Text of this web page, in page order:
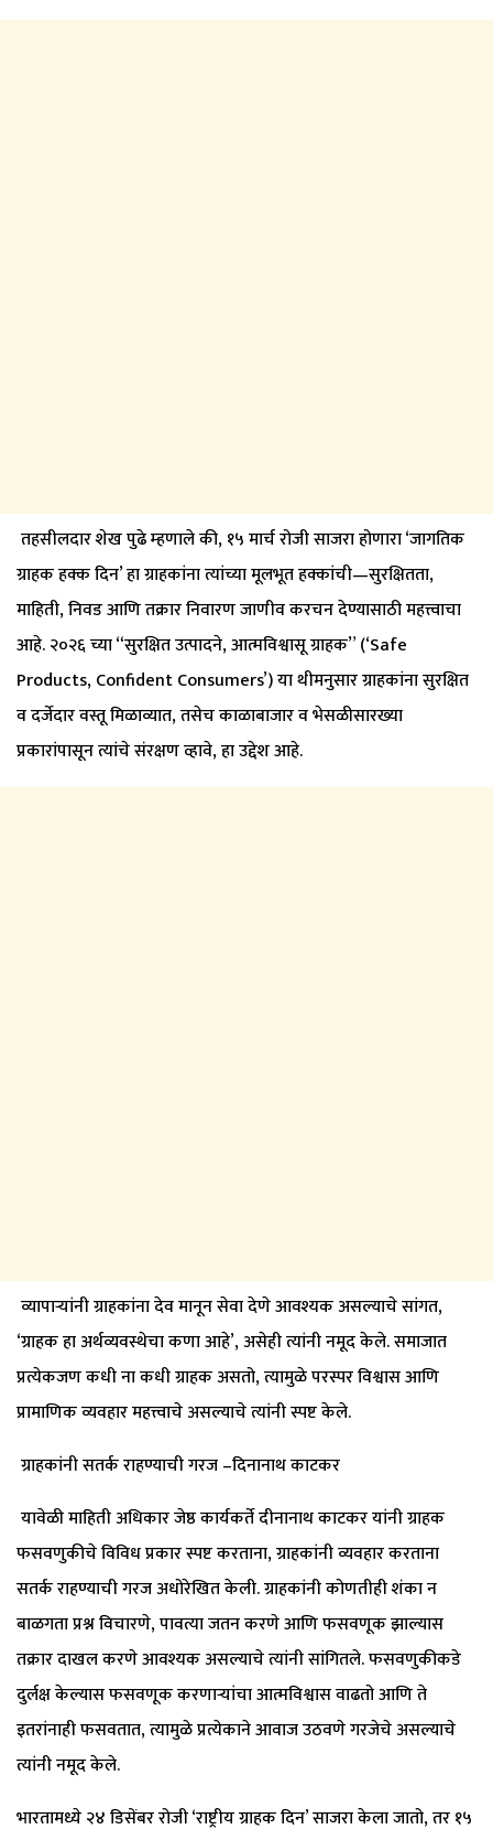
तहसीलदार शेख पुढे म्हणाले की, १५ मार्च रोजी साजरा होणारा ‘जागतिक
ग्राहक हक्क दिन’ हा ग्राहकांना त्यांच्या मूलभूत हक्कांची—सुरक्षितता,
माहिती, निवड आणि तक्रार निवारण जाणीव करचन देण्यासाठी महत्त्वाचा
आहे. २०२६ च्या “सुरक्षित उत्पादने, आत्मविश्वासू ग्राहक” (‘Safe
Products, Confident Consumers’) या थीमनुसार ग्राहकांना सुरक्षित
व दर्जेदार वस्तू मिळाव्यात, तसेच काळाबाजार व भेसळीसारख्या
प्रकारांपासून त्यांचे संरक्षण व्हावे, हा उद्देश आहे.
व्यापाऱ्यांनी ग्राहकांना देव मानून सेवा देणे आवश्यक असल्याचे सांगत,
‘ग्राहक हा अर्थव्यवस्थेचा कणा आहे’, असेही त्यांनी नमूद केले. समाजात
प्रत्येकजण कधी ना कधी ग्राहक असतो, त्यामुळे परस्पर विश्वास आणि
प्रामाणिक व्यवहार महत्त्वाचे असल्याचे त्यांनी स्पष्ट केले.
ग्राहकांनी सतर्क राहण्याची गरज –दिनानाथ काटकर
यावेळी माहिती अधिकार जेष्ठ कार्यकर्ते दीनानाथ काटकर यांनी ग्राहक
फसवणुकीचे विविध प्रकार स्पष्ट करताना, ग्राहकांनी व्यवहार करताना
सतर्क राहण्याची गरज अधोरेखित केली. ग्राहकांनी कोणतीही शंका न
बाळगता प्रश्न विचारणे, पावत्या जतन करणे आणि फसवणूक झाल्यास
तक्रार दाखल करणे आवश्यक असल्याचे त्यांनी सांगितले. फसवणुकीकडे
दुर्लक्ष केल्यास फसवणूक करणाऱ्यांचा आत्मविश्वास वाढतो आणि ते
इतरांनाही फसवतात, त्यामुळे प्रत्येकाने आवाज उठवणे गरजेचे असल्याचे
त्यांनी नमूद केले.
भारतामध्ये २४ डिसेंबर रोजी ‘राष्ट्रीय ग्राहक दिन’ साजरा केला जातो, तर १५